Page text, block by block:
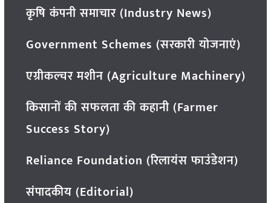
कृषि कंपनी समाचार (Industry News)
Government Schemes (सरकारी योजनाएं)
एग्रीकल्चर मशीन (Agriculture Machinery)
किसानों की सफलता की कहानी (Farmer
Success Story)
Reliance Foundation (रिलायंस फाउंडेशन)
संपादकीय (Editorial)